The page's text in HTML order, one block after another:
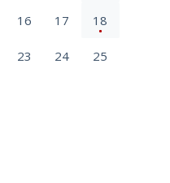
16 17 18
23 24 25